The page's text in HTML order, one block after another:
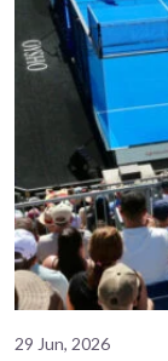
29 Jun, 2026